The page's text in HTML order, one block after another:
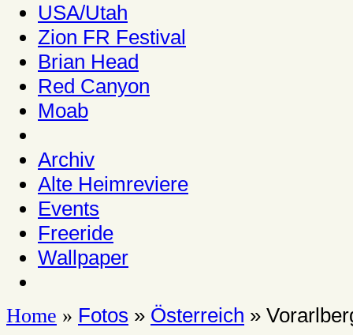
USA/Utah
Zion FR Festival
Brian Head
Red Canyon
Moab
Archiv
Alte Heimreviere
Events
Freeride
Wallpaper
Home » Fotos » Österreich »